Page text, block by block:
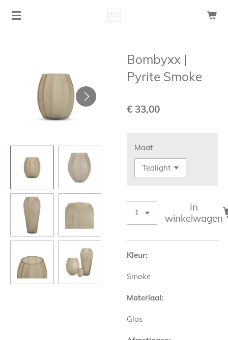
Ga
Bombyxx |
Pyrite Smoke
€ 33,00
Maat
In
winkelwagen
Kleur:
Smoke
Materiaal:
Glas